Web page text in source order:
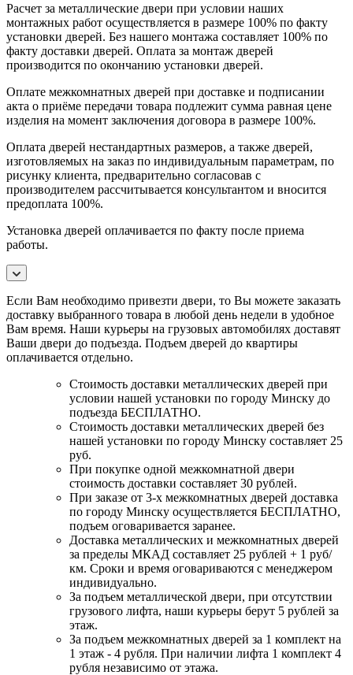
Расчет за металлические двери при условии наших
монтажных работ осуществляется в размере 100% по факту
установки дверей. Без нашего монтажа составляет 100% по
факту доставки дверей. Оплата за монтаж дверей
производится по окончанию установки дверей.
Оплате межкомнатных дверей при доставке и подписании
акта о приёме передачи товара подлежит сумма равная цене
изделия на момент заключения договора в размере 100%.
Оплата дверей нестандартных размеров, а также дверей,
изготовляемых на заказ по индивидуальным параметрам, по
рисунку клиента, предварительно согласовав с
производителем рассчитывается консультантом и вносится
предоплата 100%.
Установка дверей оплачивается по факту после приема
работы.
Если Вам необходимо привезти двери, то Вы можете заказать
доставку выбранного товара в любой день недели в удобное
Вам время. Наши курьеры на грузовых автомобилях доставят
Ваши двери до подъезда. Подъем дверей до квартиры
оплачивается отдельно.
Стоимость доставки металлических дверей при
условии нашей установки по городу Минску до
подъезда БЕСПЛАТНО.
Стоимость доставки металлических дверей без
нашей установки по городу Минску составляет 25
руб.
При покупке одной межкомнатной двери
стоимость доставки составляет 30 рублей.
При заказе от 3-х межкомнатных дверей доставка
по городу Минску осуществляется БЕСПЛАТНО,
подъем оговаривается заранее.
Доставка металлических и межкомнатных дверей
за пределы МКАД составляет 25 рублей + 1 руб/
км. Сроки и время оговариваются с менеджером
индивидуально.
За подъем металлической двери, при отсутствии
грузового лифта, наши курьеры берут 5 рублей за
этаж.
За подъем межкомнатных дверей за 1 комплект на
1 этаж - 4 рубля. При наличии лифта 1 комплект 4
рубля независимо от этажа.